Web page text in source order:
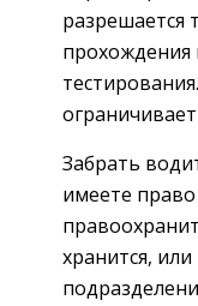
разрешается
прохождения
Забрать
имеете
хранится,